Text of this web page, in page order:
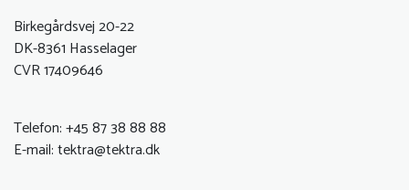
Birkegårdsvej 20-22
DK-8361 Hasselager
CVR 17409646
Telefon:+45 87 38 88 88
E-mail:tektra@tektra.dk